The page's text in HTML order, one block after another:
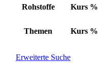
Rohstoffe Kurs %
Themen Kurs %
Erweiterte Suche